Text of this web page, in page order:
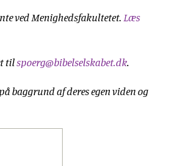
ved Menighedsfakultetet.Læs
tilspoerg@bibelselskabet.dk.
baggrund af deres egen viden og